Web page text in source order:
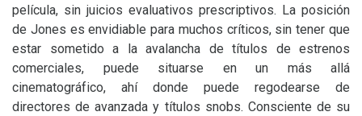
película, sin juicios evaluativos prescriptivos. La posición
de Jones es envidiable para muchos críticos, sin tener que
estar sometido a la avalancha de títulos de estrenos
comerciales, puede situarse en un más allá
cinematográfico, ahí donde puede regodearse de
directores de avanzada y títulos snobs. Consciente de su